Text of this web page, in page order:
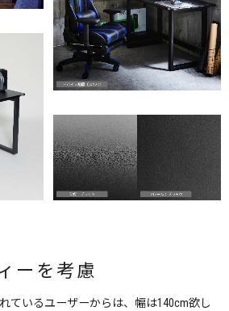
ーを考慮
ているユーザーからは、幅は140cm欲し